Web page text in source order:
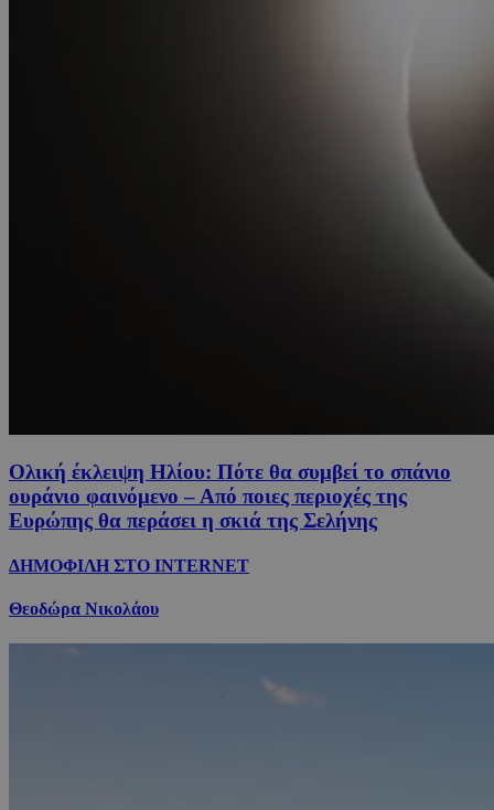
Ολική έκλειψη Ηλίου: Πότε θα συμβεί το σπάνιο
ουράνιο φαινόμενο – Από ποιες περιοχές της
Ευρώπης θα περάσει η σκιά της Σελήνης
ΔΗΜΟΦΙΛΗ ΣΤΟ INTERNET
Θεοδώρα Νικολάου